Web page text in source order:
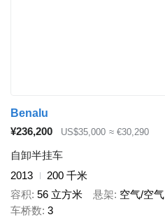
Benalu
¥236,200
US$35,000 ≈ €30,290
自卸半挂车
2013
200 千米
容积 56 立方米 悬架 空气/空气
车桥数 3